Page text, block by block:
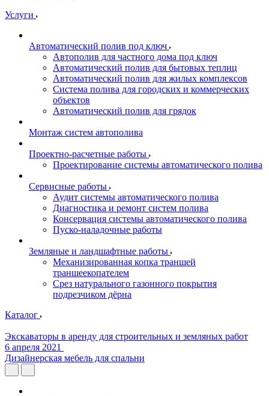
Услуги
Автоматический полив под ключ
Автополив для частного дома под ключ
Автоматический полив для бытовых теплиц
Автоматический полив для жилых комплексов
Система полива для городских и коммерческих
объектов
Автоматический полив для грядок
Монтаж систем автополива
Проектно-расчетные работы
Проектирование системы автоматического полива
Сервисные работы
Аудит системы автоматического полива
Диагностика и ремонт систем полива
Консервация системы автоматического полива
Пуско-наладочные работы
Земляные и ландшафтные работы
Механизированная копка траншей
траншеекопателем
Срез натурального газонного покрытия
подрезчиком дёрна
Каталог
Экскаваторы в аренду для строительных и земляных работ
6 апреля 2021
Дизайнерская мебель для спальни